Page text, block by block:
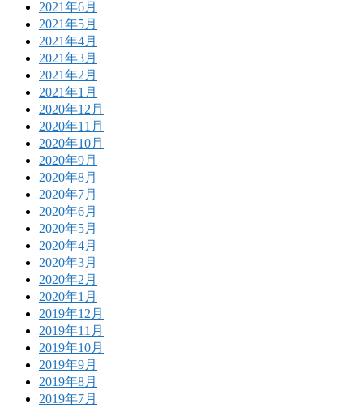
2021年6月
2021年5月
2021年4月
2021年3月
2021年2月
2021年1月
2020年12月
2020年11月
2020年10月
2020年9月
2020年8月
2020年7月
2020年6月
2020年5月
2020年4月
2020年3月
2020年2月
2020年1月
2019年12月
2019年11月
2019年10月
2019年9月
2019年8月
2019年7月